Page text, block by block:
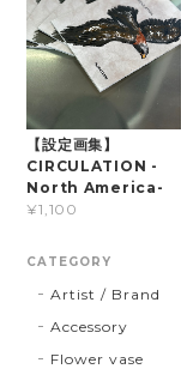
【設定画集】
CIRCULATION -
North America-
¥1,100
CATEGORY
Artist / Brand
Accessory
Flower vase